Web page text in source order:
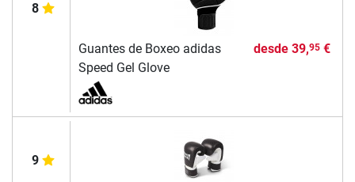
8
Guantes de Boxeo adidas
Speed Gel Glove
desde 39,95€
9